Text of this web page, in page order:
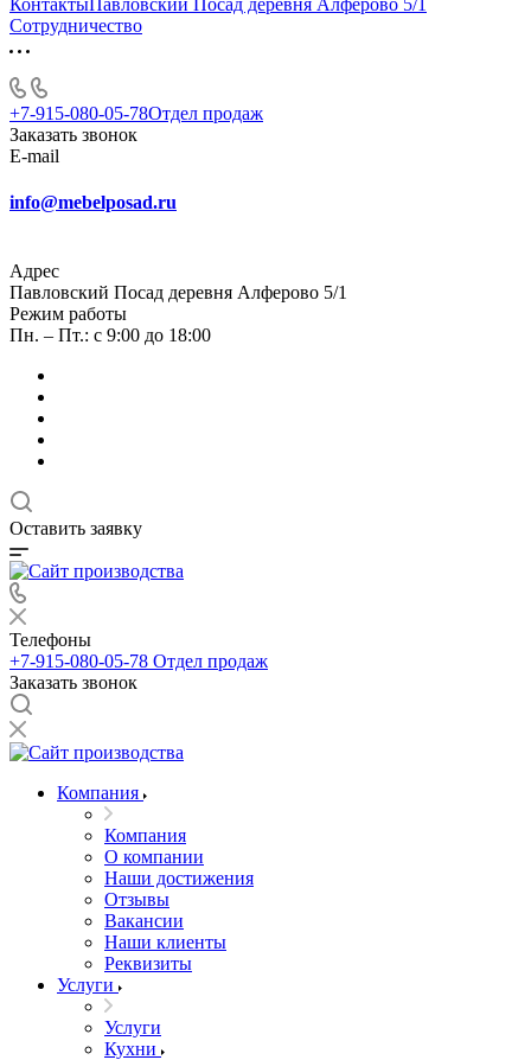
КонтактыПавловский Посад деревня Алферово 5/1
Сотрудничество
+7-915-080-05-78Отдел продаж
Заказать звонок
E-mail
info@mebelposad.ru
Адрес
Павловский Посад деревня Алферово 5/1
Режим работы
Пн. – Пт.: с 9:00 до 18:00
Оставить заявку
Телефоны
+7-915-080-05-78 Отдел продаж
Заказать звонок
Компания
Компания
О компании
Наши достижения
Отзывы
Вакансии
Наши клиенты
Реквизиты
Услуги
Услуги
Кухни